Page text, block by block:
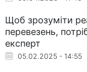
Щоб зрозуміти
перевезень,
експерт
05.02.2025 - 14:55